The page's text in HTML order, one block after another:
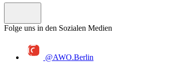
Folge uns in den Sozialen Medien
@AWO.Berlin